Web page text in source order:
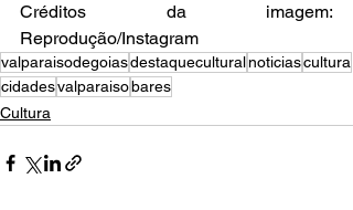
Créditos da imagem:
Reprodução/Instagram
valparaisodegoiasdestaqueculturalnoticiascultura
cidadesvalparaisobares
Cultura